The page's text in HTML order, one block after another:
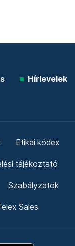
Hírlevelek
Etikai kódex
tájékoztató
Szabályzatok
Sales